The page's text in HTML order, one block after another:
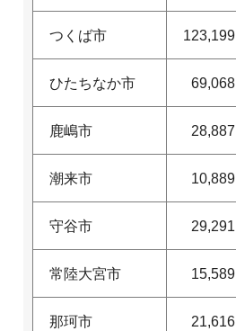
つくば市 123,199
ひたちなか市 69,068
鹿嶋市 28,887
潮来市 10,889
守谷市 29,291
常陸大宮市 15,589
那珂市 21,616